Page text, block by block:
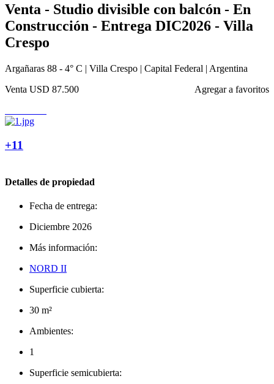
Venta - Studio divisible con balcón - En
Construcción - Entrega DIC2026 - Villa
Crespo
Argañaras 88 - 4° C | Villa Crespo | Capital Federal | Argentina
Agregar a favoritos
Venta USD 87.500
+11
Detalles de propiedad
Fecha de entrega:
Diciembre 2026
Más información:
NORD II
Superficie cubierta:
30 m²
Ambientes:
1
Superficie semicubierta: